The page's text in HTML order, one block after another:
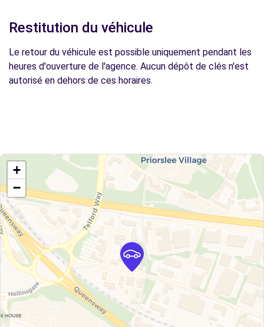
Restitution du véhicule
Le retour du véhicule est possible uniquement pendant les
heures d'ouverture de l'agence. Aucun dépôt de clés n'est
autorisé en dehors de ces horaires.
+
−